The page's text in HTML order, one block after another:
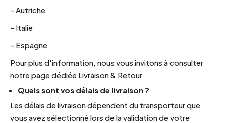
- Autriche
- Italie
- Espagne
Pour plus d'information, nous vous invitons à consulter
notre page dédiée Livraison & Retour
Quels sont vos délais de livraison ?
Les délais de livraison dépendent du transporteur que
vous avez sélectionné lors de la validation de votre